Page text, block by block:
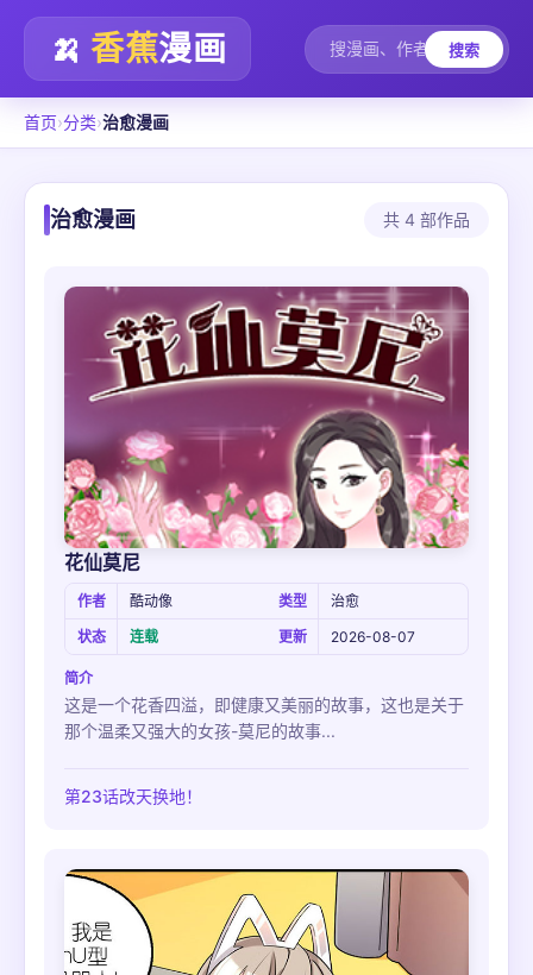
🍌 香蕉漫画 搜索
首页›分类›治愈漫画
治愈漫画 共 4 部作品
花仙莫尼
作者 酷动像 类型
治愈
状态
连载 更新 2026-08-07
简介
这是一个花香四溢，即健康又美丽的故事，这也是关于
那个温柔又强大的女孩-莫尼的故事...
第23话改天换地！